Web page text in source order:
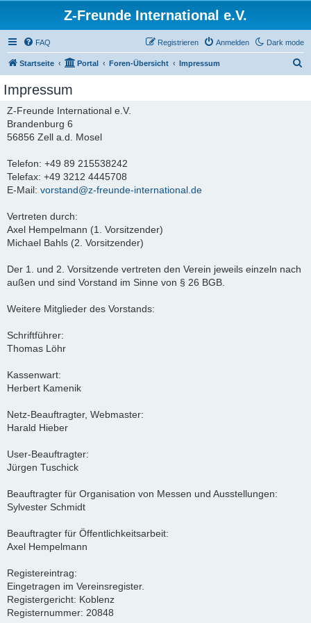
Z-Freunde International e.V.
Dark mode
FAQ Anmelden
Registrieren
Startseite Portal Foren-Übersicht Impressum
Impressum
Z-Freunde International e.V.
Brandenburg 6
56856 Zell a.d. Mosel
Telefon: +49 89 215538242
Telefax: +49 3212 4445708
E-Mail: vorstand@z-freunde-international.de
Vertreten durch:
Axel Hempelmann (1. Vorsitzender)
Michael Bahls (2. Vorsitzender)
Der 1. und 2. Vorsitzende vertreten den Verein jeweils einzeln nach
außen und sind Vorstand im Sinne von § 26 BGB.
Weitere Mitglieder des Vorstands:
Schriftführer:
Thomas Löhr
Kassenwart:
Herbert Kamenik
Netz-Beauftragter, Webmaster:
Harald Hieber
User-Beauftragter:
Jürgen Tuschick
Beauftragter für Organisation von Messen und Ausstellungen:
Sylvester Schmidt
Beauftragter für Öffentlichkeitsarbeit:
Axel Hempelmann
Registereintrag:
Eingetragen im Vereinsregister.
Registergericht: Koblenz
Registernummer: 20848